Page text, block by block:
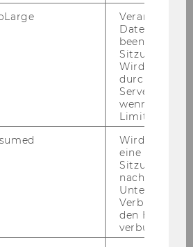
transition" or obliteration?
struggle of trade unions in
United Kingdom to respond
the need for long-term socio-
Andreas
myth of political reason the
and US politics
Veranlasst
beenden,
Sitzung zu
Wird
durch ein
Servers
wenn die
Limit
Wird gesetzt,
eine
Sitzung/
nach einer
Verbindung
den Hotjar-
verbunden